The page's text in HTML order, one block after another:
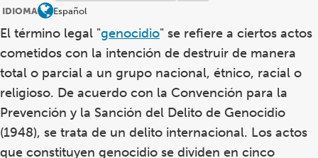
IDIOMA
Español
El término legal "genocidio" se refiere a ciertos actos
cometidos con la intención de destruir de manera
total o parcial a un grupo nacional, étnico, racial o
religioso. De acuerdo con la Convención para la
Prevención y la Sanción del Delito de Genocidio
(1948), se trata de un delito internacional. Los actos
que constituyen genocidio se dividen en cinco